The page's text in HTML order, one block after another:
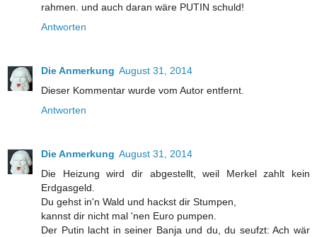
rahmen. und auch daran wäre PUTIN schuld!
Antworten
Die Anmerkung August 31, 2014
Dieser Kommentar wurde vom Autor entfernt.
Antworten
Die Anmerkung August 31, 2014
Die Heizung wird dir abgestellt, weil Merkel zahlt kein
Erdgasgeld.
Du gehst in'n Wald und hackst dir Stumpen,
kannst dir nicht mal 'nen Euro pumpen.
Der Putin lacht in seiner Banja und du, du seufzt: Ach wär